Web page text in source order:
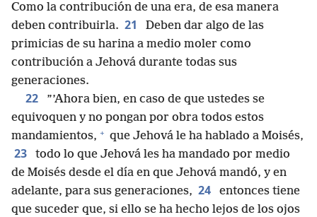
Como la contribución de una era, de esa manera
deben contribuirla. 21
Deben dar algo de las
primicias de su harina a medio moler como
contribución a Jehová durante todas sus
generaciones.
22
”’Ahora bien, en caso de que ustedes se
equivoquen y no pongan por obra todos estos
mandamientos, + que Jehová le ha hablado a Moisés,
23
todo lo que Jehová les ha mandado por medio
de Moisés desde el día en que Jehová mandó, y en
adelante, para sus generaciones, 24
entonces tiene
que suceder que, si ello se ha hecho lejos de los ojos